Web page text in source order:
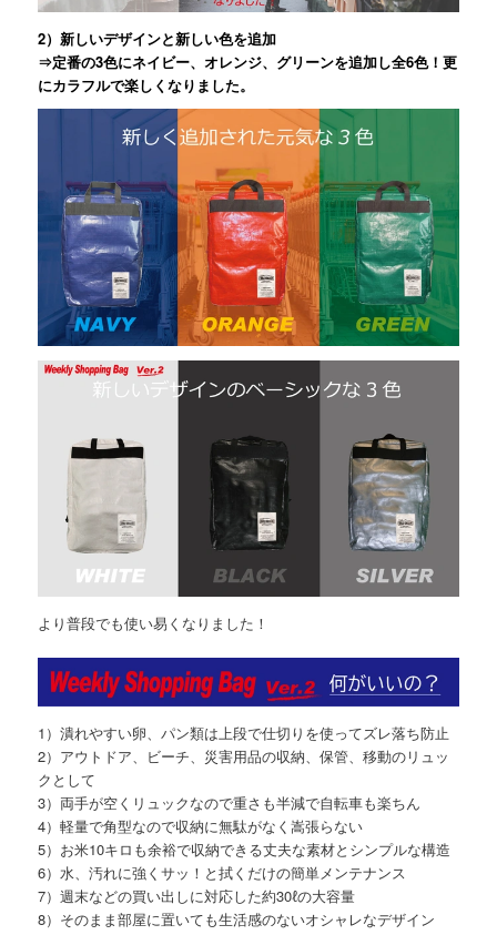
2）新しいデザインと新しい色を追加
⇒定番の3色にネイビー、オレンジ、グリーンを追加し全6色！更
にカラフルで楽しくなりました。
より普段でも使い易くなりました！
1）潰れやすい卵、パン類は上段で仕切りを使ってズレ落ち防止
2）アウトドア、ビーチ、災害用品の収納、保管、移動のリュッ
クとして
3）両手が空くリュックなので重さも半減で自転車も楽ちん
4）軽量で角型なので収納に無駄がなく嵩張らない
5）お米10キロも余裕で収納できる丈夫な素材とシンプルな構造
6）水、汚れに強くサッ！と拭くだけの簡単メンテナンス
7）週末などの買い出しに対応した約30ℓの大容量
8）そのまま部屋に置いても生活感のないオシャレなデザイン